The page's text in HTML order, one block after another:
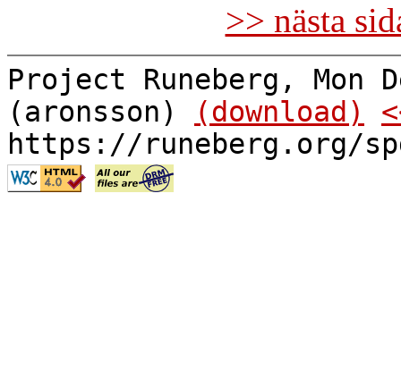
>> nästa
Project Runeberg, Mon
(aronsson)
(download)
https://runeberg.org/